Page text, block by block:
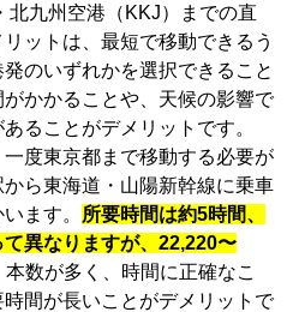
北九州空港（KKJ）までの直
ットは、最短で移動できるう
のいずれかを選択できること
かかることや、天候の影響で
ることがデメリットです。
度東京都まで移動する必要が
ら東海道・山陽新幹線に乗車
ます。 所要時間は約5時間、
異なりますが、22,220〜
数が多く、時間に正確なこ
間が長いことがデメリットで